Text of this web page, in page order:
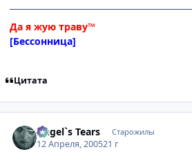
Да я жую траву™
[Бессонница]
Цитата
Angel`s Tears Старожилы
12 Апреля, 200521 г